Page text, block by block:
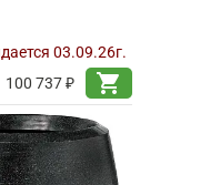
03.09.26г.
100 737 ₽
shopping_cart